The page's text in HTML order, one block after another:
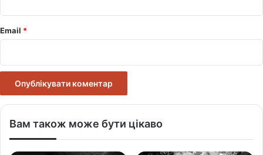
Email *
Вам також може бути цікаво